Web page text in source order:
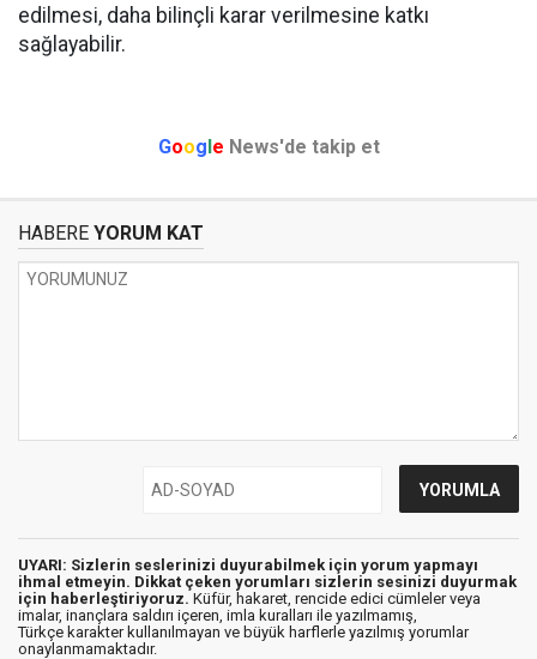
edilmesi, daha bilinçli karar verilmesine katkı
sağlayabilir.
Google News'de takip et
HABERE YORUM KAT
UYARI: Sizlerin seslerinizi duyurabilmek için yorum yapmayı
ihmal etmeyin. Dikkat çeken yorumları sizlerin sesinizi duyurmak
için haberleştiriyoruz. Küfür, hakaret, rencide edici cümleler veya
imalar, inançlara saldırı içeren, imla kuralları ile yazılmamış,
Türkçe karakter kullanılmayan ve büyük harflerle yazılmış yorumlar
onaylanmamaktadır.